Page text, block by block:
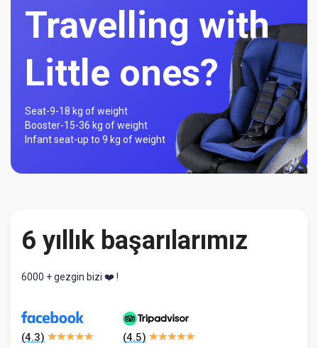
Travelling with
Little ones?
Seat-9-18 kg of weight
Booster-15-36 kg of weight
Infant seat-up to 9 kg of weight
6 yıllık başarılarımız
6000 + gezgin bizi ❤️ !
(4.3) (4.5)